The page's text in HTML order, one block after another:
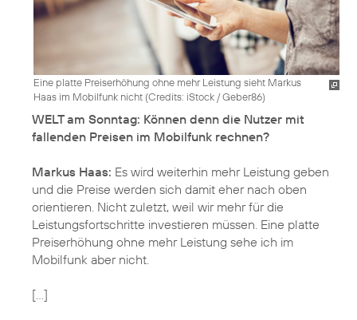
Eine platte Preiserhöhung ohne mehr Leistung sieht Markus
Haas im Mobilfunk nicht (Credits: iStock / Geber86)
WELT am Sonntag: Können denn die Nutzer mit
fallenden Preisen im Mobilfunk rechnen?
Markus Haas: Es wird weiterhin mehr Leistung geben
und die Preise werden sich damit eher nach oben
orientieren. Nicht zuletzt, weil wir mehr für die
Leistungsfortschritte investieren müssen. Eine platte
Preiserhöhung ohne mehr Leistung sehe ich im
Mobilfunk aber nicht.
[...]